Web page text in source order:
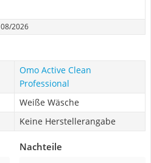
08/2026
Omo Active Clean
Professional
Weiße Wäsche
Keine Herstellerangabe
Nachteile